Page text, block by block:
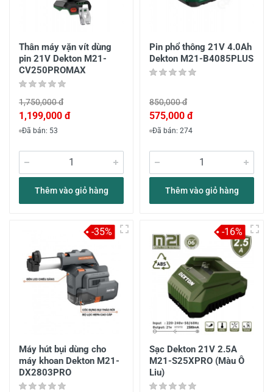
Thân máy vặn vít dùng
pin 21V Dekton M21-
CV250PROMAX
1,750,000 đ
1,199,000 đ
Đã bán: 53
Thêm vào giỏ hàng
Pin phổ thông 21V 4.0Ah
Dekton M21-B4085PLUS
850,000 đ
575,000 đ
Đã bán: 274
Thêm vào giỏ hàng
Máy hút bụi dùng cho
máy khoan Dekton M21-
DX2803PRO
-35%
Sạc Dekton 21V 2.5A
M21-S25XPRO (Màu Ô
Liu)
-16%